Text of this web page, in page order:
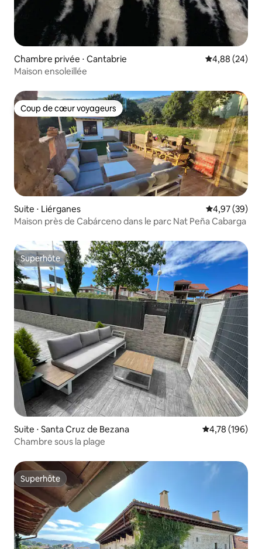
Chambre privée ⋅ Cantabrie Évaluation
4,88 (24)
Maison ensoleillée
Coup de cœur voyageurs
Coup de cœur voyageurs
Suite ⋅ Liérganes Évaluation
4,97 (39)
Maison près de Cabárceno dans le parc Nat Peña Cabarga
Superhôte
Superhôte
Suite ⋅ Santa Cruz de Bezana Évaluation
4,78 (196)
Chambre sous la plage
Superhôte
Superhôte